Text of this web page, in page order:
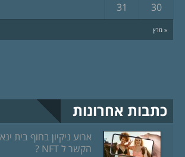
« מרץ
30
31
כתבות אחרונות
הקשר ל NFT ?